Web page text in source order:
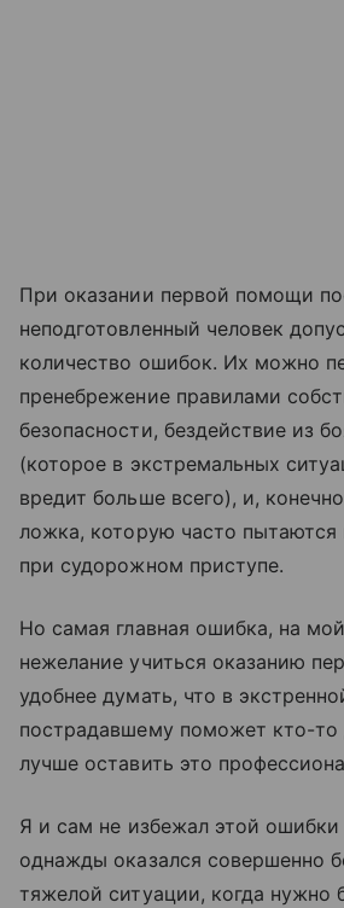
При оказании первой помощи
неподготовленный человек
количество ошибок. Их можно
пренебрежение правилами
безопасности, бездействие из
(которое в экстремальных
вредит больше всего), и,
ложка, которую часто пытаются
при судорожном приступе.
Но самая главная ошибка, на
нежелание учиться оказанию
удобнее думать, что в
пострадавшему поможет кто-то
лучше оставить это
Я и сам не избежал этой
однажды оказался совершенно
тяжелой ситуации, когда нужно